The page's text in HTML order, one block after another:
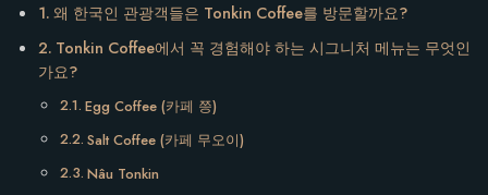
왜 한국인 관광객들은 Tonkin Coffee를 방문할까요?
Tonkin Coffee에서 꼭 경험해야 하는 시그니처 메뉴는 무엇인
가요?
Egg Coffee (카페 쯩)
Salt Coffee (카페 무오이)
Nâu Tonkin